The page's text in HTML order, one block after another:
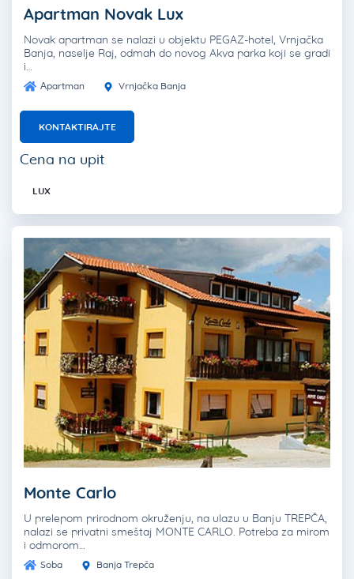
Apartman Novak Lux
Novak apartman se nalazi u objektu PEGAZ-hotel, Vrnjačka
Banja, naselje Raj, odmah do novog Akva parka koji se gradi
i…
Apartman Vrnjačka Banja
KONTAKTIRAJTE
Cena na upit
LUX
Monte Carlo
U prelepom prirodnom okruženju, na ulazu u Banju TREPČA,
nalazi se privatni smeštaj MONTE CARLO. Potreba za mirom
i odmorom…
Soba Banja Trepča